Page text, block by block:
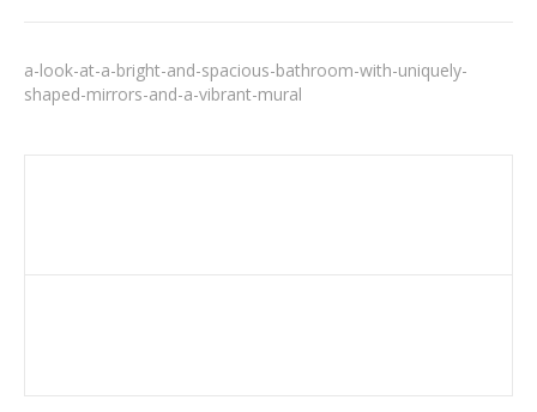
a-look-at-a-bright-and-spacious-bathroom-with-uniquely-
shaped-mirrors-and-a-vibrant-mural